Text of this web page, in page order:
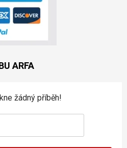
ARFA
žádný příběh!